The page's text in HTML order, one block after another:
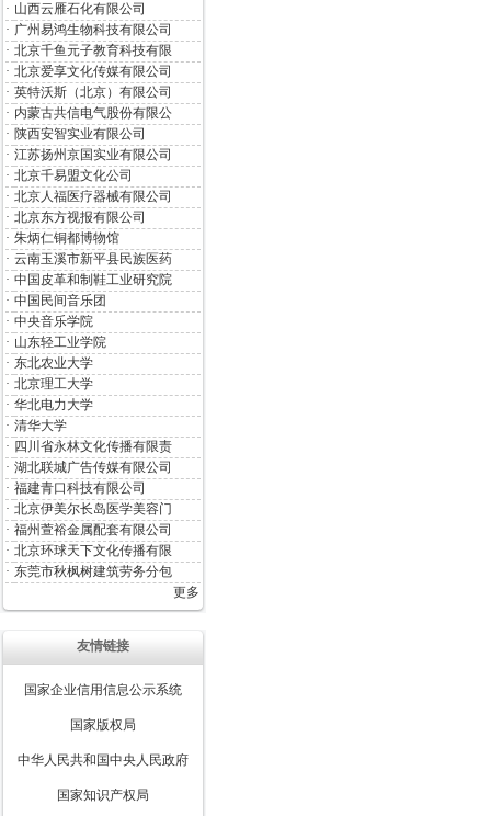
· 山西云雁石化有限公司
· 广州易鸿生物科技有限公司
· 北京千鱼元子教育科技有限
· 北京爱享文化传媒有限公司
· 英特沃斯（北京）有限公司
· 内蒙古共信电气股份有限公
· 陕西安智实业有限公司
· 江苏扬州京国实业有限公司
· 北京千易盟文化公司
· 北京人福医疗器械有限公司
· 北京东方视报有限公司
· 朱炳仁铜都博物馆
· 云南玉溪市新平县民族医药
· 中国皮革和制鞋工业研究院
· 中国民间音乐团
· 中央音乐学院
· 山东轻工业学院
· 东北农业大学
· 北京理工大学
· 华北电力大学
· 清华大学
· 四川省永林文化传播有限责
· 湖北联城广告传媒有限公司
· 福建青口科技有限公司
· 北京伊美尔长岛医学美容门
· 福州萱裕金属配套有限公司
· 北京环球天下文化传播有限
· 东莞市秋枫树建筑劳务分包
更多
友情链接
国家企业信用信息公示系统
国家版权局
中华人民共和国中央人民政府
国家知识产权局